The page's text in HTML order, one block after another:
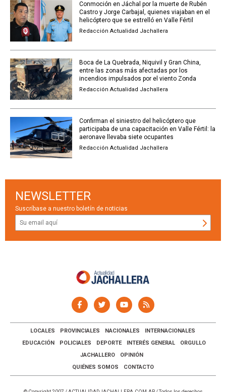
Conmoción en Jáchal por la muerte de Rubén
Castro y Jorge Carbajal, quienes viajaban en el
helicóptero que se estrelló en Valle Fértil
Redacción Actualidad Jachallera
Boca de La Quebrada, Niquivil y Gran China,
entre las zonas más afectadas por los
incendios impulsados por el viento Zonda
Redacción Actualidad Jachallera
Confirman el siniestro del helicóptero que
participaba de una capacitación en Valle Fértil: la
aeronave llevaba siete ocupantes
Redacción Actualidad Jachallera
NEWSLETTER
Suscríbase a nuestro boletín de noticias
LOCALES PROVINCIALES NACIONALES
INTERNACIONALES
EDUCACIÓN
POLICIALES DEPORTE INTERÉS GENERAL
ORGULLO
JACHALLERO
OPINIÓN
QUIÉNES SOMOS
CONTACTO